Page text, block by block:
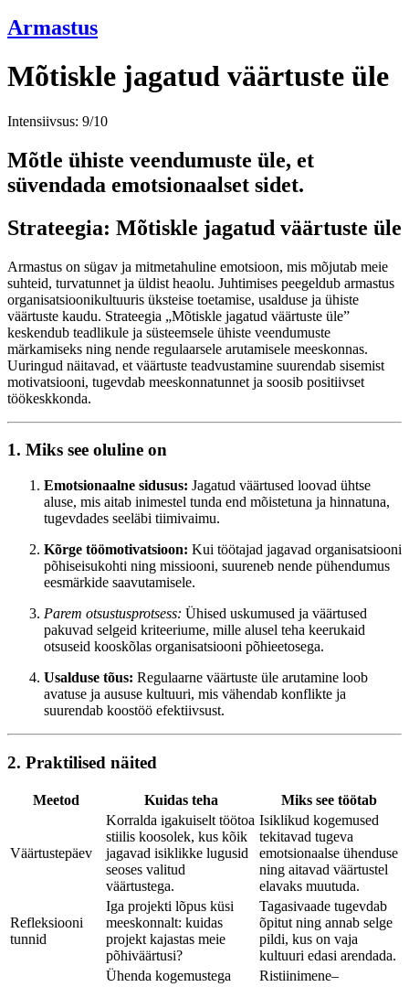
Armastus
Mõtiskle jagatud väärtuste üle
Intensiivsus: 9/10
Mõtle ühiste veendumuste üle, et
süvendada emotsionaalset sidet.
Strateegia: Mõtiskle jagatud väärtuste üle
Armastus on sügav ja mitmetahuline emotsioon, mis mõjutab meie
suhteid, turvatunnet ja üldist heaolu. Juhtimises peegeldub armastus
organisatsioonikultuuris üksteise toetamise, usalduse ja ühiste
väärtuste kaudu. Strateegia „Mõtiskle jagatud väärtuste üle”
keskendub teadlikule ja süsteemsele ühiste veendumuste
märkamiseks ning nende regulaarsele arutamisele meeskonnas.
Uuringud näitavad, et väärtuste teadvustamine suurendab sisemist
motivatsiooni, tugevdab meeskonnatunnet ja soosib positiivset
töökeskkonda.
1. Miks see oluline on
Emotsionaalne sidusus: Jagatud väärtused loovad ühtse
aluse, mis aitab inimestel tunda end mõistetuna ja hinnatuna,
tugevdades seeläbi tiimivaimu.
Kõrge töömotivatsioon: Kui töötajad jagavad organisatsiooni
põhiseisukohti ning missiooni, suureneb nende pühendumus
eesmärkide saavutamisele.
Parem otsustusprotsess: Ühised uskumused ja väärtused
pakuvad selgeid kriteeriume, mille alusel teha keerukaid
otsuseid kooskõlas organisatsiooni põhieetosega.
Usalduse tõus: Regulaarne väärtuste üle arutamine loob
avatuse ja aususe kultuuri, mis vähendab konflikte ja
suurendab koostöö efektiivsust.
2. Praktilised näited
Meetod Kuidas teha Miks see töötab
Väärtustepäev
Korralda igakuiselt töötoa
stiilis koosolek, kus kõik
jagavad isiklikke lugusid
seoses valitud
väärtustega.
Isiklikud kogemused
tekitavad tugeva
emotsionaalse ühenduse
ning aitavad väärtustel
elavaks muutuda.
Refleksiooni
tunnid
Iga projekti lõpus küsi
meeskonnalt: kuidas
projekt kajastas meie
põhiväärtusi?
Tagasivaade tugevdab
õpitut ning annab selge
pildi, kus on vaja
kultuuri edasi arendada.
Ühenda kogemustega
Ristiinimene–